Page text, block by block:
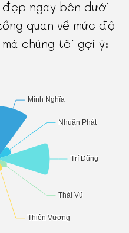
ngay bên dưới
quan về mức độ
chúng tôi gợi ý: